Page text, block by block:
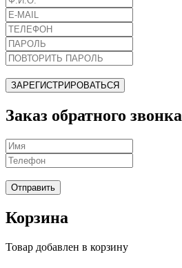
ЗАРЕГИСТРИРОВАТЬСЯ
Заказ обратного звонка
Отправить
Корзина
Товар добавлен в корзину